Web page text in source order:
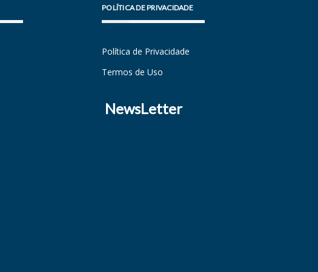
POLÍTICA DE PRIVACIDADE
Política de Privacidade
Termos de Uso
NewsLetter